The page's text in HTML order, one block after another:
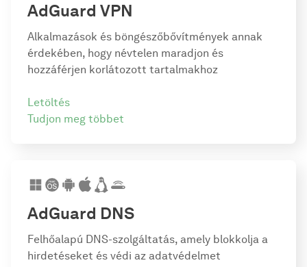
AdGuard VPN
Alkalmazások és böngészőbővítmények annak
érdekében, hogy névtelen maradjon és
hozzáférjen korlátozott tartalmakhoz
Tudjon meg többet
Letöltés
AdGuard DNS
Felhőalapú DNS-szolgáltatás, amely blokkolja a
hirdetéseket és védi az adatvédelmet